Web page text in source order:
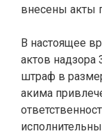
внесены акты
В настоящее
актов
штраф в
акима